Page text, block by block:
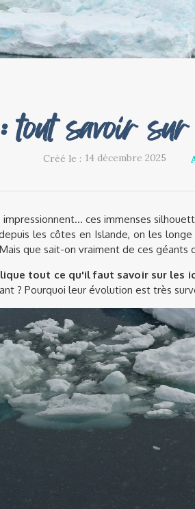
tout savoir
Créé le : 14 décembre 2025
ces immenses
les côtes en Islande, on les
que sait-on vraiment de ces géants
tout ce qu'il faut savoir sur les
? Pourquoi leur évolution est très